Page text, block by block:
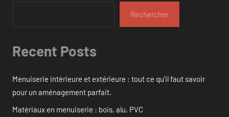
Rechercher
Recent Posts
Menuiserie intérieure et extérieure : tout ce qu’il faut savoir
pour un aménagement parfait.
Matériaux en menuiserie : bois, alu, PVC